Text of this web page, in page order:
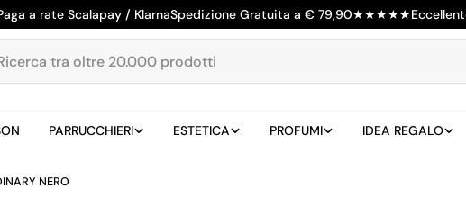
a rate Scalapay / KlarnaSpedizione Gratuita a € 79,90★★★★★
PARRUCCHIERI ESTETICA PROFUMI IDEA REGALO
NERO